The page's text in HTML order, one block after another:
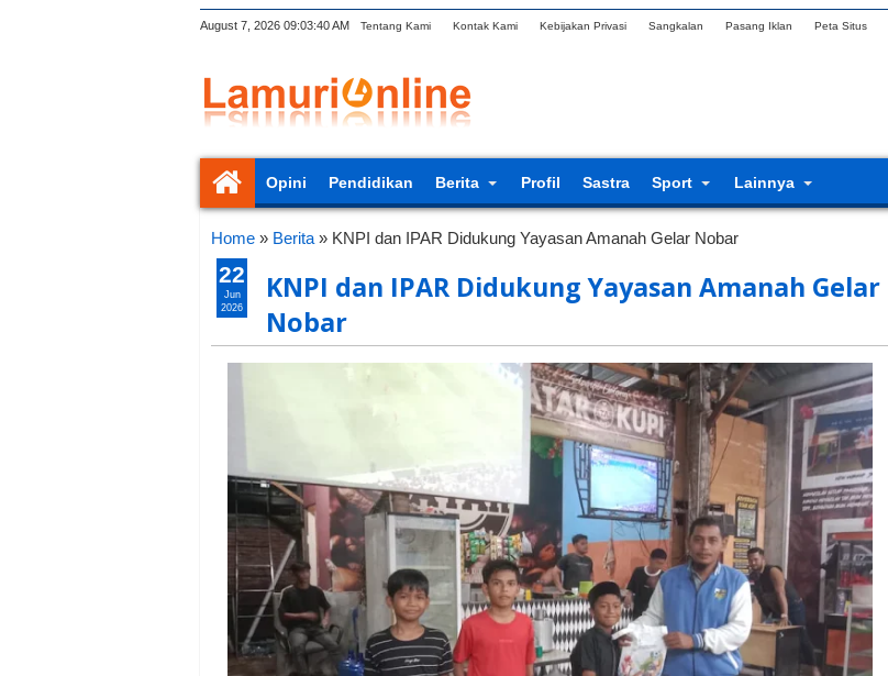
August 7, 2026 09:03:41 AM Tentang Kami Kontak Kami Kebijakan Privasi Sangkalan Pasang Iklan Peta Situs
Opini Pendidikan Berita Profil Sastra Sport Lainnya
Home » Berita » KNPI dan IPAR Didukung Yayasan Amanah Gelar Nobar
KNPI dan IPAR Didukung Yayasan Amanah Gelar
Nobar
22
Jun
2026